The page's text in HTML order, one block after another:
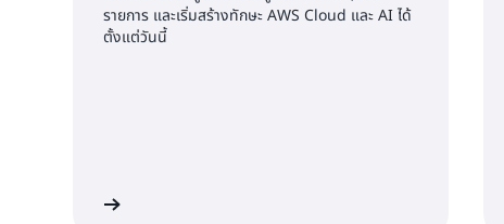
รายการ และเริ่มสร้างทักษะ AWS Cloud และ AI ได้
ตั้งแต่วันนี้